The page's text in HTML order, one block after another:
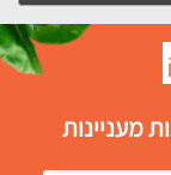
מעניינות